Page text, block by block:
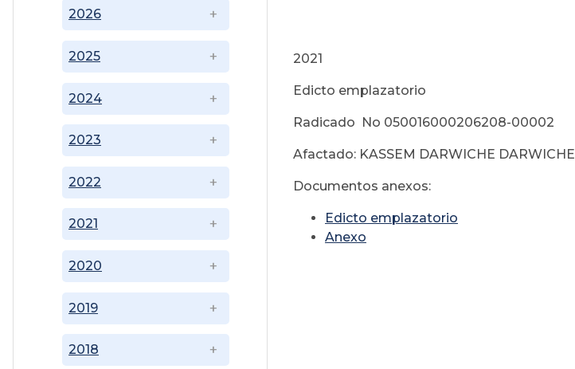
2018
2019
2020
2021
2022
2023
2024
2025
2026
2021
Edicto emplazatorio
Radicado No 050016000206208-00002
Afactado: KASSEM DARWICHE DARWICHE
Documentos anexos:
Edicto emplazatorio
Anexo